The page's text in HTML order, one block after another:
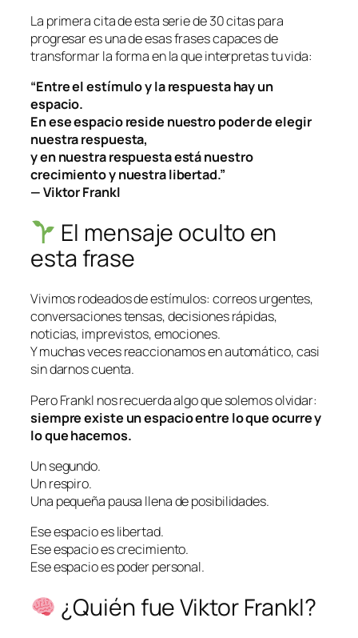
La primera cita de esta serie de30 citas para
progresares una de esas frases capaces de
transformar la forma en la que interpretas tu vida:
“Entre el estímulo y la respuesta hay un
espacio.
En ese espacio reside nuestro poder de elegir
nuestra respuesta,
y en nuestra respuesta está nuestro
crecimiento y nuestra libertad.”
— Viktor Frankl
El mensaje oculto en
esta frase
Vivimos rodeados de estímulos: correos urgentes,
conversaciones tensas, decisiones rápidas,
noticias, imprevistos, emociones.
Y muchas veces reaccionamos en automático, casi
sin darnos cuenta.
Pero Frankl nos recuerda algo que solemos olvidar:
siempre existe un espacio entre lo que ocurre y
lo que hacemos.
Un segundo.
Un respiro.
Una pequeña pausa llena de posibilidades.
Ese espacio es libertad.
Ese espacio es crecimiento.
Ese espacio es poder personal.
¿Quién fue Viktor Frankl?